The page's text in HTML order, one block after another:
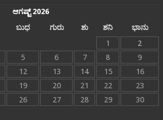
ಆಗಷ್ಟ್ 2026
ಬುಧ ಗುರು ಶು ಶನಿ
ಭಾನು
1
2
5 6 7 8
9
12 13 14 15
16
19 20 21 22
23
26 27 28 29
30